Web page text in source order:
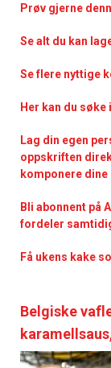
Prøv gjerne
Se alt du kan
Se flere nyttige
Her kan du
Lag din egen
oppskriften
komponere dine
Bli abonnent på
fordeler
Få ukens kake
Belgiske